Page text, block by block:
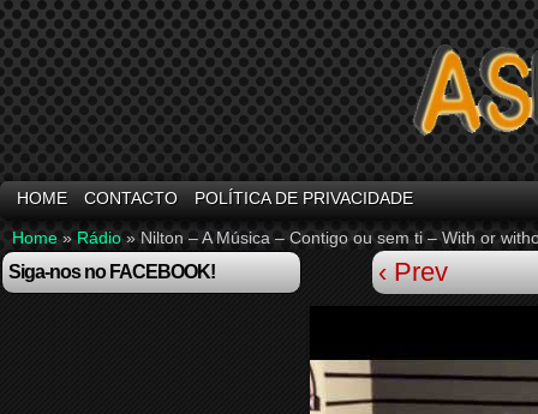
HOME CONTACTO POLÍTICA DE PRIVACIDADE
Home » Rádio » Nilton – A Música – Contigo ou sem ti – With or
Siga-nos no FACEBOOK! ‹ Prev